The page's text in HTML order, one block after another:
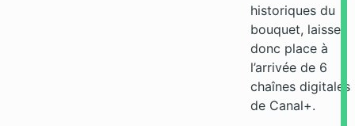
historiques du
bouquet, laisse
donc place à
l’arrivée de 6
chaînes digitales
de Canal+.